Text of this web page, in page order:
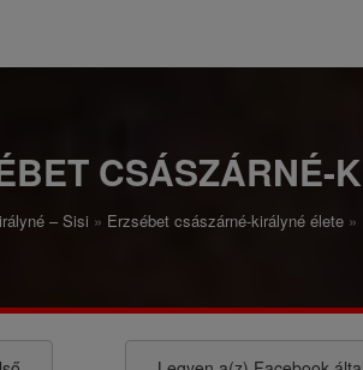
CSÁSZÁRNÉ-
– Sisi Erzsébet császárné-királyné élete